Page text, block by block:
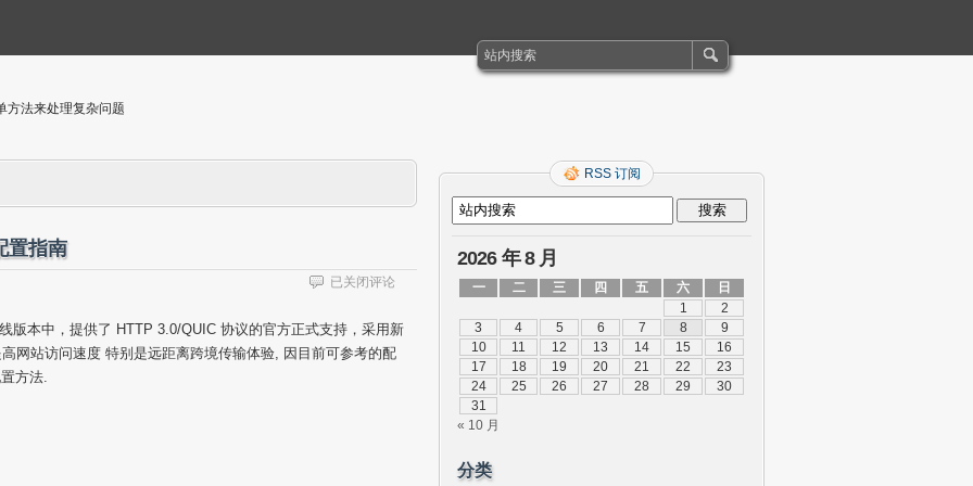
方法来处理复杂问题
置指南
Nginx
编
译
及
已关闭评论
版本中，提供了 HTTP 3.0/QUIC 协议的官方正式支持，采用新
网站访问速度 特别是远距离跨境传输体验, 因目前可参考的配
方法.
RSS 订阅
2026 年 8 月
一 二 三 四 五 六
日
1
2
3
4 5 6 7 8
9
10
11 12 13 14 15
16
17
18 19 20 21 22
23
24
25 26 27 28 29
30
31
« 10 月
分类